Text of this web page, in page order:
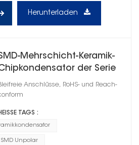
Herunterladen
Mehrschicht-Keramik-
der Serie
X7R
Anschlüsse, RoHS- und Reach-
TAGS :
Unpolar